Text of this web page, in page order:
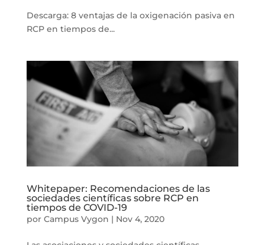
Descarga: 8 ventajas de la oxigenación pasiva en
RCP en tiempos de...
Whitepaper: Recomendaciones de las
sociedades científicas sobre RCP en
tiempos de COVID-19
por Campus Vygon | Nov 4, 2020